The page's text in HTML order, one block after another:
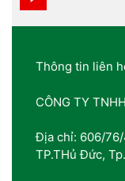
Thông tin liên
CÔNG TY
Địa chỉ: 606/76/
TP.THủ Đức,